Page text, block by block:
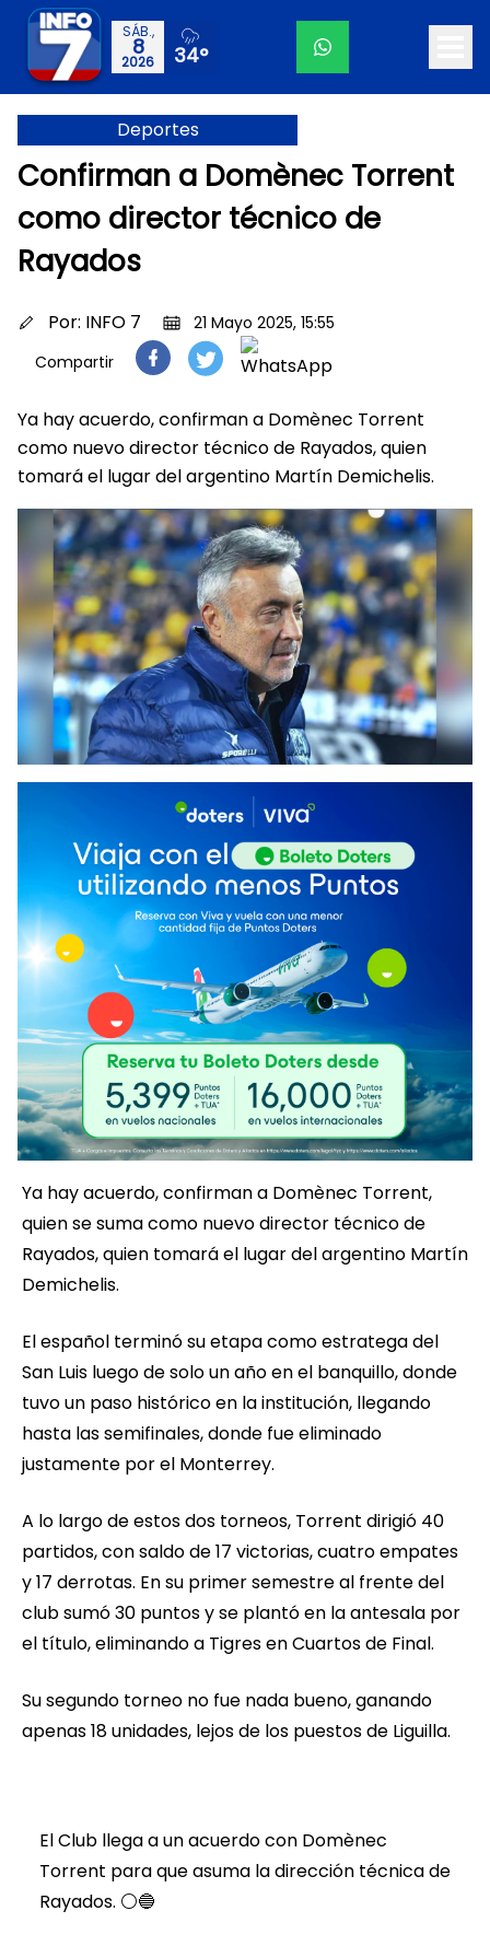
SÁB.,
8
2026 34°
Deportes
Confirman a Domènec Torrent
como director técnico de
Rayados
Por: INFO 7
21 Mayo 2025, 15:55
Compartir
Ya hay acuerdo, confirman a Domènec Torrent
como nuevo director técnico de Rayados, quien
tomará el lugar del argentino Martín Demichelis.
Ya hay acuerdo, confirman a Domènec Torrent,
quien se suma como nuevo director técnico de
Rayados, quien tomará el lugar del argentino Martín
Demichelis.
El español terminó su etapa como estratega del
San Luis luego de solo un año en el banquillo, donde
tuvo un paso histórico en la institución, llegando
hasta las semifinales, donde fue eliminado
justamente por el Monterrey.
A lo largo de estos dos torneos, Torrent dirigió 40
partidos, con saldo de 17 victorias, cuatro empates
y 17 derrotas. En su primer semestre al frente del
club sumó 30 puntos y se plantó en la antesala por
el título, eliminando a Tigres en Cuartos de Final.
Su segundo torneo no fue nada bueno, ganando
apenas 18 unidades, lejos de los puestos de Liguilla.
El Club llega a un acuerdo con Domènec
Torrent para que asuma la dirección técnica de
Rayados. ⚪🔵